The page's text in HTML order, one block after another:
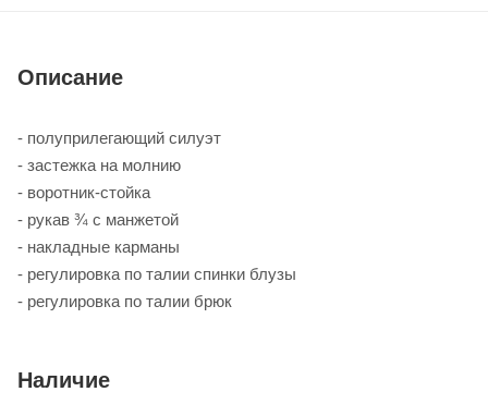
Описание
- полуприлегающий силуэт
- застежка на молнию
- воротник-стойка
- рукав ¾ с манжетой
- накладные карманы
- регулировка по талии спинки блузы
- регулировка по талии брюк
Наличие